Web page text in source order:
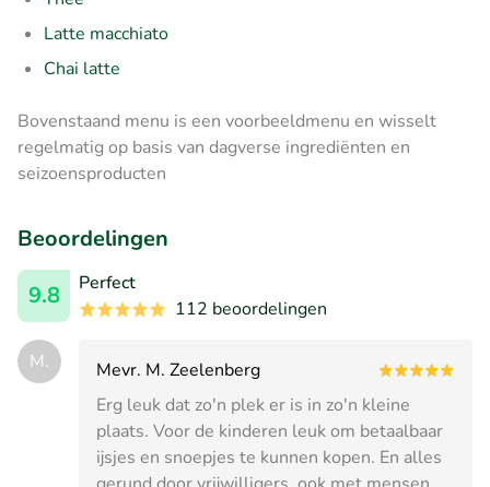
Latte macchiato
Chai latte
Bovenstaand menu is een voorbeeldmenu en wisselt
regelmatig op basis van dagverse ingrediënten en
seizoensproducten
Beoordelingen
9.8
Perfect
112 beoordelingen
M.
Mevr. M. Zeelenberg
Erg leuk dat zo'n plek er is in zo'n kleine
plaats. Voor de kinderen leuk om betaalbaar
ijsjes en snoepjes te kunnen kopen. En alles